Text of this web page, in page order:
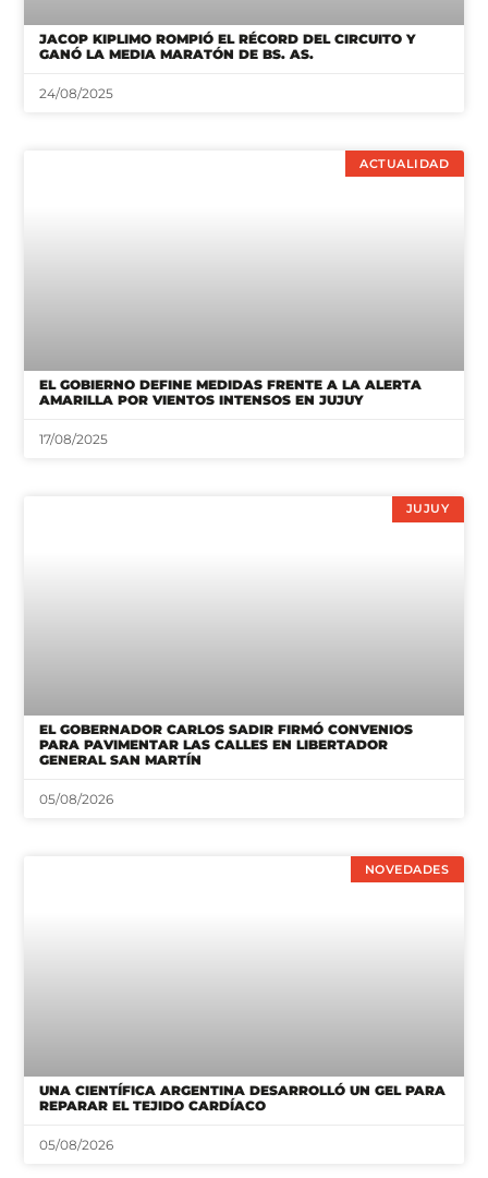
JACOP KIPLIMO ROMPIÓ EL RÉCORD DEL CIRCUITO Y
GANÓ LA MEDIA MARATÓN DE BS. AS.
24/08/2025
ACTUALIDAD
EL GOBIERNO DEFINE MEDIDAS FRENTE A LA ALERTA
AMARILLA POR VIENTOS INTENSOS EN JUJUY
17/08/2025
JUJUY
EL GOBERNADOR CARLOS SADIR FIRMÓ CONVENIOS
PARA PAVIMENTAR LAS CALLES EN LIBERTADOR
GENERAL SAN MARTÍN
05/08/2026
NOVEDADES
UNA CIENTÍFICA ARGENTINA DESARROLLÓ UN GEL PARA
REPARAR EL TEJIDO CARDÍACO
05/08/2026